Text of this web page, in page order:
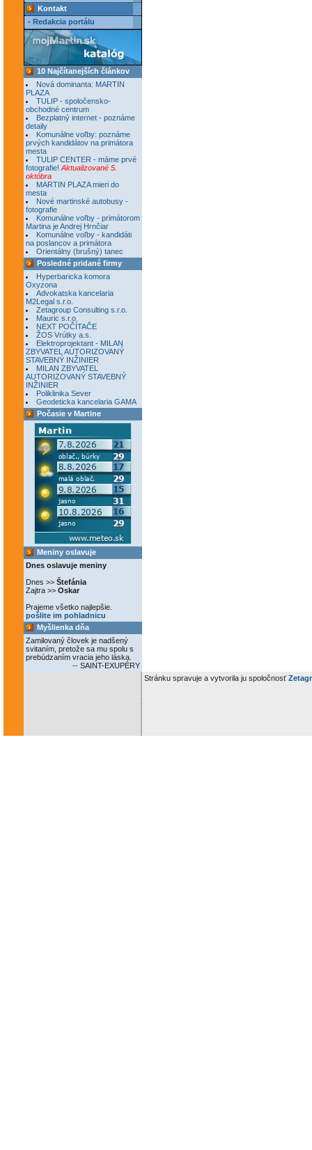
Kontakt
- Redakcia portálu
10 Najčítanejších článkov
Nová dominanta: MARTIN
PLAZA
TULIP - spoločensko-
obchodné centrum
Bezplatný internet - poznáme
detaily
Komunálne voľby: poznáme
prvých kandidátov na primátora
mesta
TULIP CENTER - máme prvé
fotografie! Aktualizované 5.
októbra
MARTIN PLAZA mieri do
mesta
Nové martinské autobusy -
fotografie
Komunálne voľby - primátorom
Martina je Andrej Hrnčiar
Komunálne voľby - kandidáti
na poslancov a primátora
Orientálny (brušný) tanec
Posledné pridané firmy
Hyperbaricka komora
Oxyzona
Advokatska kancelaria
M2Legal s.r.o.
Zetagroup Consulting s.r.o.
Mauric s.r.o.
NEXT POČÍTAČE
ŽOS Vrútky a.s.
Elektroprojektant - MILAN
ZBYVATEL AUTORIZOVANÝ
STAVEBNÝ INŽINIER
MILAN ZBYVATEL
AUTORIZOVANÝ STAVEBNÝ
INŽINIER
Poliklinika Sever
Geodeticka kancelaria GAMA
Počasie v Martine
Meniny oslavuje
Dnes oslavuje meniny
Dnes >> Štefánia
Zajtra >> Oskar
Prajeme všetko najlepšie.
pošlite im pohladnicu
Myšlienka dňa
Zamilovaný človek je nadšený
svitaním, pretože sa mu spolu s
prebúdzaním vracia jeho láska.
-- SAINT-EXUPÉRY
Stránku spravuje a vytvorila ju spoločnosť